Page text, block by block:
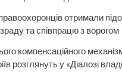
отримали
та співпрацю з ворогом
компенсаційного
розглянуть у «Діалозі